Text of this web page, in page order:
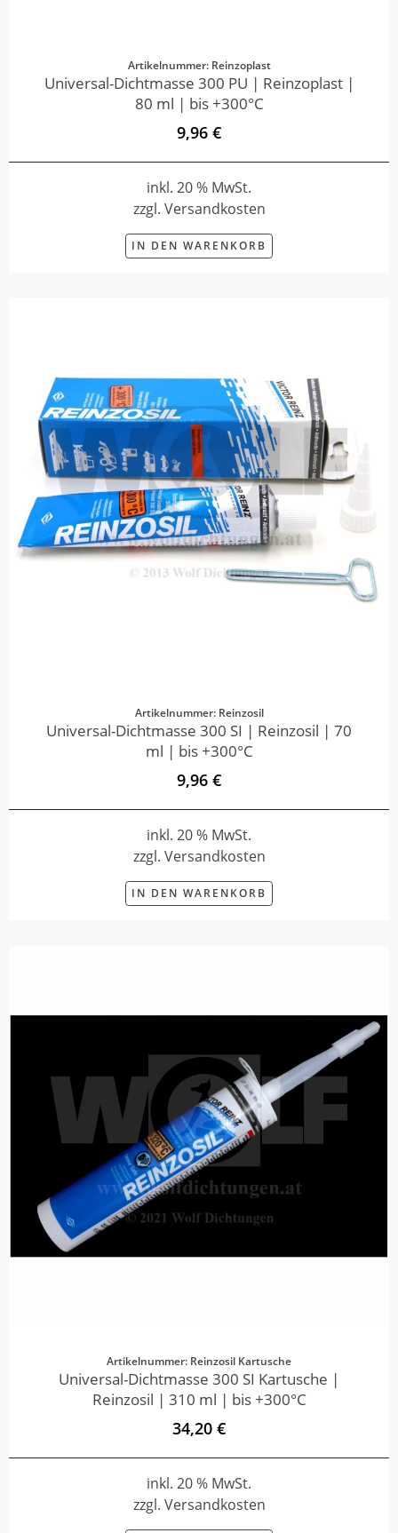
Artikelnummer: Reinzoplast
Universal-Dichtmasse 300 PU | Reinzoplast |
80 ml | bis +300°C
9,96 €
inkl. 20 % MwSt.
zzgl. Versandkosten
IN DEN WARENKORB
Artikelnummer: Reinzosil
Universal-Dichtmasse 300 SI | Reinzosil | 70
ml | bis +300°C
9,96 €
inkl. 20 % MwSt.
zzgl. Versandkosten
IN DEN WARENKORB
Artikelnummer: Reinzosil Kartusche
Universal-Dichtmasse 300 SI Kartusche |
Reinzosil | 310 ml | bis +300°C
34,20 €
inkl. 20 % MwSt.
zzgl. Versandkosten